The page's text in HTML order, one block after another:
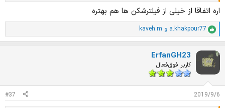
اره اتفاقا از خیلی از فیلترشکن ها هم بهتره
ا
م
ی
ا
ز
ت
:
a.khakpour77 و kaveh.m
ErfanGH23
کاربر فوق‌فعال
2019/9/6
#37